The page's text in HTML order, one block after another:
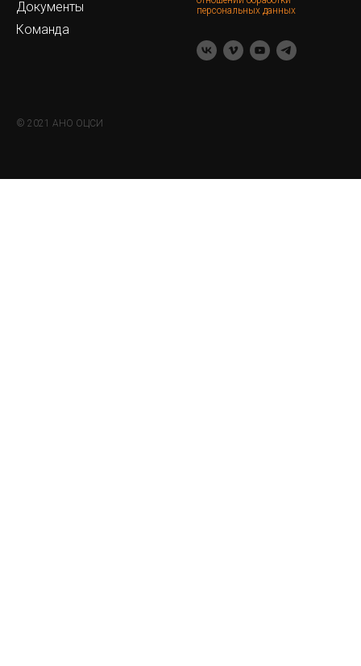
Документы
Команда
персональных данных
© 2021 АНО ОЦСИ